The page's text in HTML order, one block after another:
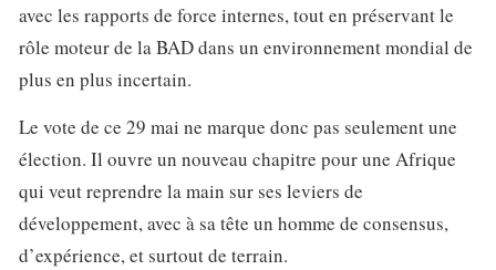
avec les rapports de force internes, tout en préservant le
rôle moteur de la BAD dans un environnement mondial de
plus en plus incertain.
Le vote de ce 29 mai ne marque donc pas seulement une
élection. Il ouvre un nouveau chapitre pour une Afrique
qui veut reprendre la main sur ses leviers de
développement, avec à sa tête un homme de consensus,
d’expérience, et surtout de terrain.